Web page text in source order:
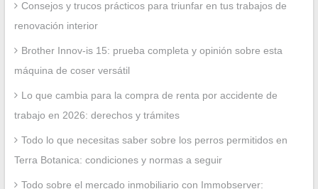
Consejos y trucos prácticos para triunfar en tus trabajos de
renovación interior
Brother Innov-is 15: prueba completa y opinión sobre esta
máquina de coser versátil
Lo que cambia para la compra de renta por accidente de
trabajo en 2026: derechos y trámites
Todo lo que necesitas saber sobre los perros permitidos en
Terra Botanica: condiciones y normas a seguir
Todo sobre el mercado inmobiliario con Immobserver: